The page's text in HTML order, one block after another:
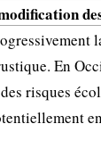
En
risques